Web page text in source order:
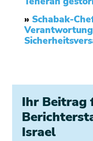
» Schabak-
Ihr Beitrag
Israel